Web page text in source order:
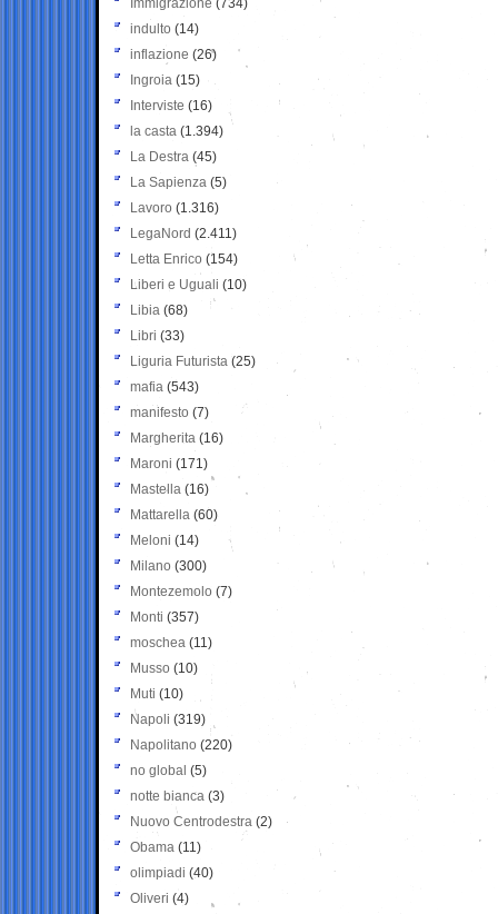
Immigrazione (734)
indulto (14)
inflazione (26)
Ingroia (15)
Interviste (16)
la casta (1.394)
La Destra (45)
La Sapienza (5)
Lavoro (1.316)
LegaNord (2.411)
Letta Enrico (154)
Liberi e Uguali (10)
Libia (68)
Libri (33)
Liguria Futurista (25)
mafia (543)
manifesto (7)
Margherita (16)
Maroni (171)
Mastella (16)
Mattarella (60)
Meloni (14)
Milano (300)
Montezemolo (7)
Monti (357)
moschea (11)
Musso (10)
Muti (10)
Napoli (319)
Napolitano (220)
no global (5)
notte bianca (3)
Nuovo Centrodestra (2)
Obama (11)
olimpiadi (40)
Oliveri (4)